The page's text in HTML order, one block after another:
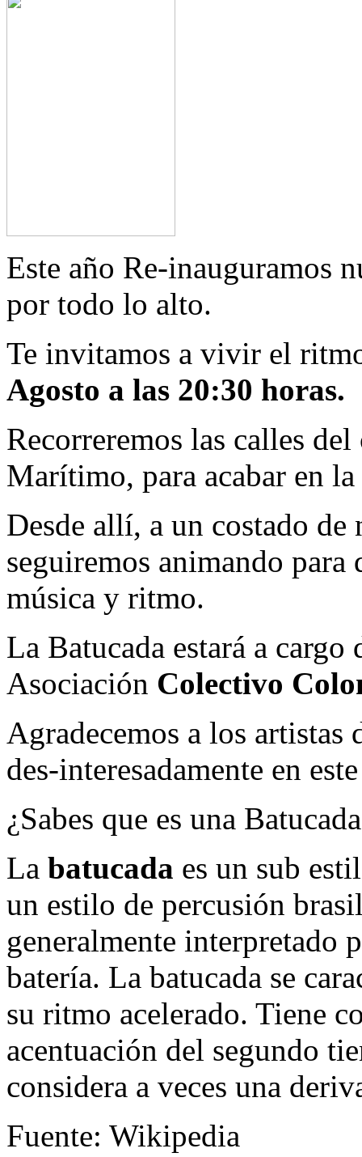
Este año Re-inauguramos
por todo lo alto.
Te invitamos a vivir el
Agosto a las 20:30 horas.
Recorreremos las calles
Marítimo, para acabar en la
Desde allí, a un costado de
seguiremos animando
música y ritmo.
La Batucada estará a
Asociación Colectivo
Agradecemos a los artistas
des-interesadamente en
¿Sabes que es una
La batucada es un sub
un estilo de percusión
generalmente interpretado
batería. La batucada se
su ritmo acelerado. Tiene
acentuación del segundo
considera a veces una
Fuente: Wikipedia